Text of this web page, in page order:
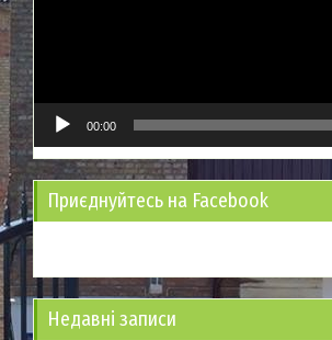
00:00
Приєднуйтесь на Facebook
Недавні записи